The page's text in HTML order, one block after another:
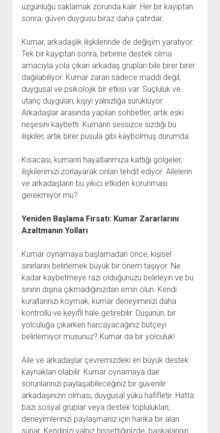
üzgünlüğü saklamak zorunda kalır. Her bir kayıptan
sonra, güven duygusu biraz daha çatırdar.
Kumar, arkadaşlık ilişkilerinde de değişim yaratıyor.
Tek bir kayıptan sonra, birbirine destek olma
amacıyla yola çıkan arkadaş grupları bile birer birer
dağılabiliyor. Kumar zararı sadece maddi değil;
duygusal ve psikolojik bir etkisi var. Suçluluk ve
utanç duyguları, kişiyi yalnızlığa sürüklüyor.
Arkadaşlar arasında yapılan sohbetler, artık eski
neşesini kaybetti. Kumarın sessizce sızdığı bu
ilişkiler, artık birer pusula gibi kaybolmuş durumda.
Kısacası, kumarın hayatlarımıza kattığı gölgeler,
ilişkilerimizi zorlayarak onları tehdit ediyor. Ailelerin
ve arkadaşların bu yıkıcı etkiden korunması
gerekmiyor mu?
Yeniden Başlama Fırsatı: Kumar Zararlarını
Azaltmanın Yolları
Kumar oynamaya başlamadan önce, kişisel
sınırlarını belirlemek büyük bir önem taşıyor. Ne
kadar kaybetmeye razı olduğunuzu belirleyin ve bu
sınırın dışına çıkmadığınızdan emin olun. Kendi
kurallarınızı koymak, kumar deneyiminizi daha
kontrollü ve keyifli hale getirebilir. Düşünün, bir
yolculuğa çıkarken harcayacağınız bütçeyi
belirlemiyor musunuz? Kumar da bir yolculuk!
Aile ve arkadaşlar çevremizdeki en büyük destek
kaynakları olabilir. Kumar oynamaya dair
sorunlarınızı paylaşabileceğiniz bir güvenilir
arkadaşınızın olması, duygusal yükü hafifletir. Hatta
bazı sosyal gruplar veya destek toplulukları,
deneyimlerinizi paylaşmanız için harika bir alan
sunar. Kendinizi yalnız hissettiğinizde, başkalarının